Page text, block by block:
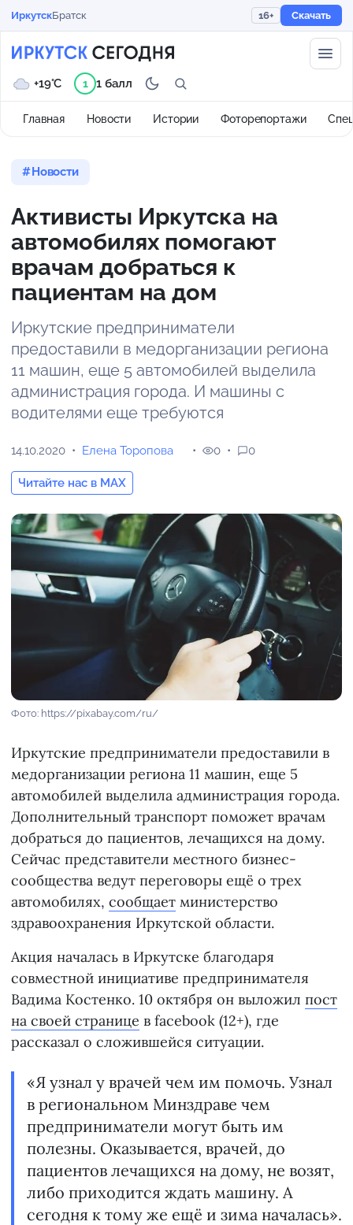
ИркутскБратск 16+ Скачать
Главная Новости Истории Фоторепортажи
+19°C 1 1 балл
Новости
Активисты Иркутска на
автомобилях помогают
врачам добраться к
пациентам на дом
Иркутские предприниматели
предоставили в медорганизации региона
11 машин, еще 5 автомобилей выделила
администрация города. И машины с
водителями еще требуются
14.10.2020 Елена Торопова
Читайте нас в MAX
0 0
Фото: https://pixabay.com/ru/
Иркутские предприниматели предоставили в
медорганизации региона 11 машин, еще 5
автомобилей выделила администрация города.
Дополнительный транспорт поможет врачам
добраться до пациентов, лечащихся на дому.
Сейчас представители местного бизнес-
сообщества ведут переговоры ещё о трех
автомобилях, сообщает министерство
здравоохранения Иркутской области.
Акция началась в Иркутске благодаря
совместной инициативе предпринимателя
Вадима Костенко. 10 октября он выложил пост
на своей странице в facebook (12+), где
рассказал о сложившейся ситуации.
«Я узнал у врачей чем им помочь. Узнал
в региональном Минздраве чем
предприниматели могут быть им
полезны. Оказывается, врачей, до
пациентов лечащихся на дому, не возят,
либо приходится ждать машину. А
сегодня к тому же ещё и зима началась».